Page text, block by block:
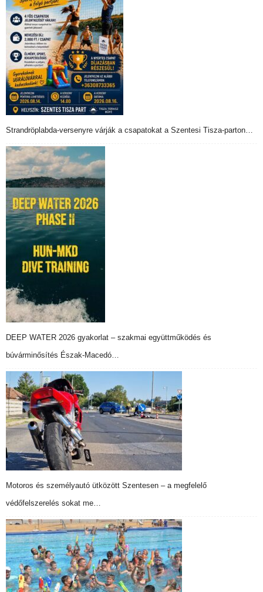
Strandröplabda-versenyre várják a csapatokat a Szentesi Tisza-parton…
DEEP WATER 2026 gyakorlat – szakmai együttműködés és
búvárminősítés Észak-Macedó…
Motoros és személyautó ütközött Szentesen – a megfelelő
védőfelszerelés sokat me…